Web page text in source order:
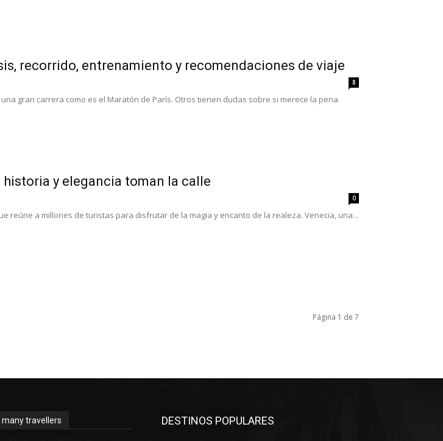
recorrido, entrenamiento y recomendaciones de viaje
8
gran carrera como es el Maratón de París. Otros tienen dudas sobre si merece la pena
historia y elegancia toman la calle
0
reúne a millones de turistas para disfrutar de la magia y encanto de la realeza. Venecia, una...
Página 1 de 7
many travellers DESTINOS POPULARES